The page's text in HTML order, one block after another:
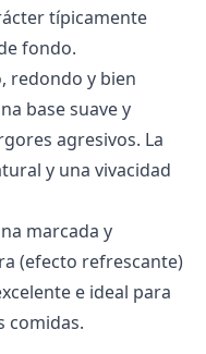
típicamente
fondo.
redondo y bien
base suave y
agresivos. La
y una vivacidad
marcada y
(efecto refrescante)
e ideal para
comidas.